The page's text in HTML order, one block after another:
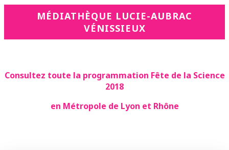
MÉDIATHÈQUE LUCIE-AUBRAC
VÉNISSIEUX
Consultez toute la programmation Fête de la Science
2018
en Métropole de Lyon et Rhône